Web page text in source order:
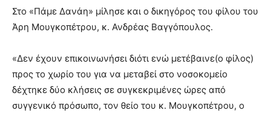
Στο «Πάμε Δανάη» μίλησε και ο δικηγόρος του φίλου του
Άρη Μουγκοπέτρου, κ. Ανδρέας Βαγγόπουλος.
«Δεν έχουν επικοινωνήσει διότι ενώ μετέβαινε(ο φίλος)
προς το χωρίο του για να μεταβεί στο νοσοκομείο
δέχτηκε δύο κλήσεις σε συγκεκριμένες ώρες από
συγγενικό πρόσωπο, τον θείο του κ. Μουγκοπέτρου, ο